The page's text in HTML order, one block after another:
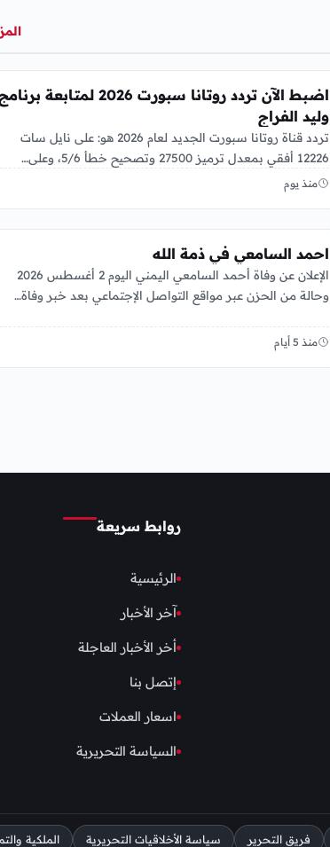
اضبط الآن تردد روتانا سبورت 2026 لمتابعة
وليد الفراج
تردد قناة روتانا سبورت الجديد لعام 2026 هو: على نايل سات
12226 أفقي بمعدل ترميز 27500 وتصحيح خطأ 5/6، وعلى…
منذ يوم
احمد السامعي في ذمة الله
الإعلان عن وفاة أحمد السامعي اليمني اليوم 2 أغسطس 2026
وحالة من الحزن عبر مواقع التواصل الإجتماعي بعد خبر وفاة…
منذ 5 أيام
روابط سريعة
الرئيسية
آخر الأخبار
أخر الأخبار العاجلة
إتصل بنا
اسعار العملات
السياسة التحريرية
فريق التحرير سياسة الأخلاقيات التحريرية الملكية